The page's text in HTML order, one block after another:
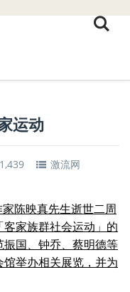
运动
1,439
激流网
家陈映真先生逝世二周
家族群社会运动」的
国、钟乔、蔡明德等
馆举办相关展览，并为